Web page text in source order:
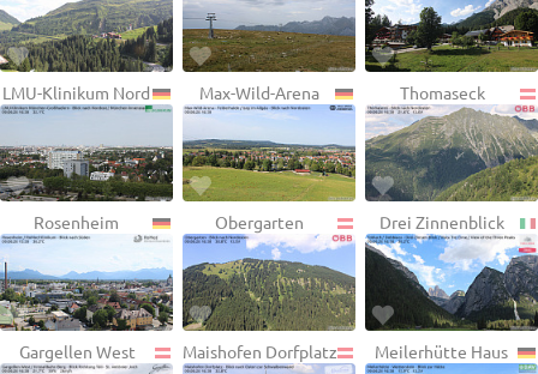
LMU-Klinikum Nord Max-Wild-Arena Thomaseck
Rosenheim Obergarten Drei Zinnenblick
Gargellen West Maishofen Dorfplatz Meilerhütte Haus